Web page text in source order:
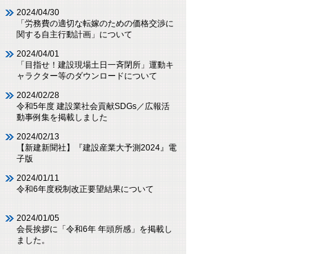
2024/04/30
「労務費の適切な転嫁のための価格交渉に
関する自主行動計画」について
2024/04/01
「目指せ！建設現場土日一斉閉所」運動キ
ャラクター等のダウンロードについて
2024/02/28
令和5年度 建設業社会貢献SDGs／広報活
動事例集を掲載しました
2024/02/13
【新建新聞社】『建設産業大予測2024』電
子版
2024/01/11
令和6年度税制改正要望結果について
2024/01/05
会長挨拶に「令和6年 年頭所感」を掲載し
ました。